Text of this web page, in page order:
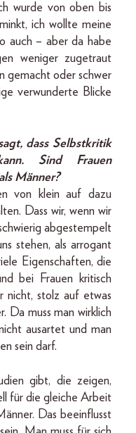
wurde von oben bis
ich wollte meine
auch – aber da habe
weniger zugetraut
gemacht oder schwer
verwunderte Blicke
dass Selbstkritik
Sind Frauen
Männer?
von klein auf dazu
Dass wir, wenn wir
abgestempelt
stehen, als arrogant
Eigenschaften, die
bei Frauen kritisch
nicht, stolz auf etwas
Da muss man wirklich
ausartet und man
sein darf.
gibt, die zeigen,
für die gleiche Arbeit
Das beeinflusst